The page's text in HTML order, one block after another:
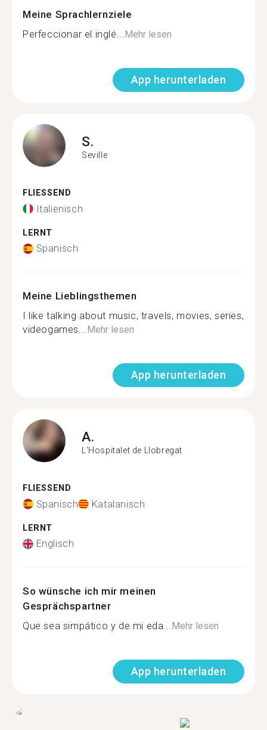
Meine Sprachlernziele
Perfeccionar el inglé...Mehr lesen
App herunterladen
S.
Seville
FLIESSEND
Italienisch
LERNT
Spanisch
Meine Lieblingsthemen
I like talking about music, travels, movies, series,
videogames...Mehr lesen
App herunterladen
A.
L'Hospitalet de Llobregat
FLIESSEND
Spanisch Katalanisch
LERNT
Englisch
So wünsche ich mir meinen
Gesprächspartner
Que sea simpático y de mi eda...Mehr lesen
App herunterladen